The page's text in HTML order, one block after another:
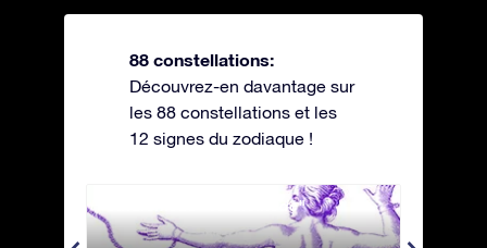
88 constellations:
Découvrez-en davantage sur
les 88 constellations et les
12 signes du zodiaque !
Andromeda - Andromède